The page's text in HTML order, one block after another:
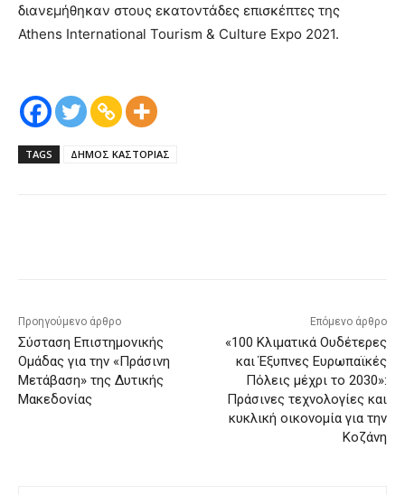
διανεμήθηκαν στους εκατοντάδες επισκέπτες της
Athens International Tourism & Culture Expo 2021.
TAGS ΔΗΜΟΣ ΚΑΣΤΟΡΙΑΣ
Προηγούμενο άρθρο
Σύσταση Επιστημονικής
Ομάδας για την «Πράσινη
Μετάβαση» της Δυτικής
Μακεδονίας
Επόμενο άρθρο
«100 Κλιματικά Ουδέτερες
και Έξυπνες Ευρωπαϊκές
Πόλεις μέχρι το 2030»:
Πράσινες τεχνολογίες και
κυκλική οικονομία για την
Κοζάνη